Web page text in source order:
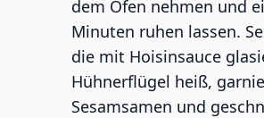
dem Ofen nehmen und
Minuten ruhen lassen.
die mit Hoisinsauce
Hühnerflügel heiß,
Sesamsamen und